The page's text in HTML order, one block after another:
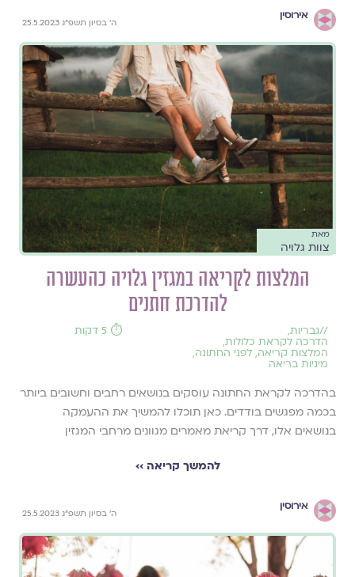
אירוסין
ה׳ בסיון תשפ״ג 25.5.2023
מאת
צוות גלויה
המלצות לקריאה במגזין גלויה כהעשרה
להדרכת חתנים
//גבריות,
הדרכה לקראת כלולות,
המלצות קריאה, לפני החתונה,
מיניות בריאה
⏱️ 5 דקות
בהדרכה לקראת החתונה עוסקים בנושאים רחבים וחשובים ביותר
בכמה מפגשים בודדים. כאן תוכלו להמשיך את ההעמקה
בנושאים אלו, דרך קריאת מאמרים מגוונים מרחבי המגזין
להמשך קריאה ››
אירוסין
ה׳ בסיון תשפ״ג 25.5.2023